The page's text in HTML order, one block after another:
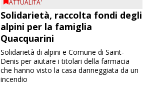
ATTUALITA'
Solidarietà, raccolta fondi degli
alpini per la famiglia
Quacquarini
Solidarietà di alpini e Comune di Saint-
Denis per aiutare i titolari della farmacia
che hanno visto la casa danneggiata da un
incendio